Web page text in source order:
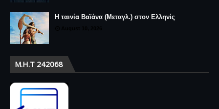
Η ταινία Βαϊάνα (Μεταγλ.) στον Ελληνίς
Μ.Η.Τ 242068